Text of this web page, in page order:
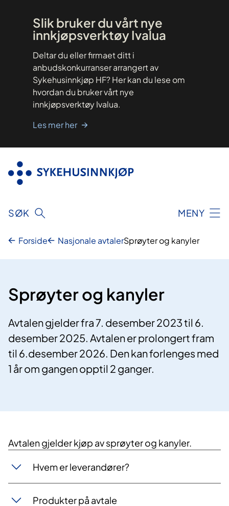
Slik bruker du vårt nye
innkjøpsverktøy Ivalua
Deltar du eller firmaet ditt i
anbudskonkurranser arrangert av
Sykehusinnkjøp HF? Her kan du lese om
hvordan du bruker vårt nye
innkjøpsverktøy Ivalua.
Les mer her
SØK MENY
Forside Nasjonale avtalerSprøyter og kanyler
Sprøyter og kanyler
Avtalen gjelder fra 7. desember 2023 til 6.
desember 2025. Avtalen er prolongert fram
til 6.desember 2026. Den kan forlenges med
1 år om gangen opptil 2 ganger.
​Avtalen gjelder kjøp av sprøyter og kanyler.
Hvem er leverandører?
Produkter på avtale